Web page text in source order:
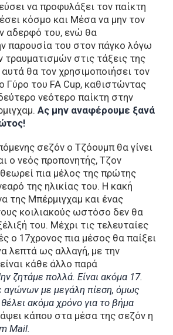
να προφυλάξει τον παίκτη
κόσμο και Μέσα να μην τον
αδερφό του, ενώ θα
παρουσία του στον πάγκο λόγω
στις τάξεις της
θα τον χρησιμοποιήσει τον
Γύρο του FA Cup, καθιστώντας
νεότερο παίκτη στην
Ας μην αναφέρουμε ξανά
σεζόν ο Τζόουμπ θα γίνει
ο νεός προπονητής, Τζον
πια μέλος της πρώτης
της ηλικίας του. Η κακή
της Μπέρμιγχαμ και ένας
κοιλιακούς ωστόσο δεν θα
του. Μέχρι τις τελευταίες
ο 17χρονος πια μέσος θα παίξει
λεπτά ως αλλαγή, με την
κάθε άλλο παρά
ζητάμε πολλά. Είναι ακόμα 17.
αγώνων με μεγάλη πίεση, όμως
ακόμα χρόνο για το βήμα
κάπου στα μέσα της σεζόν η
Mail.